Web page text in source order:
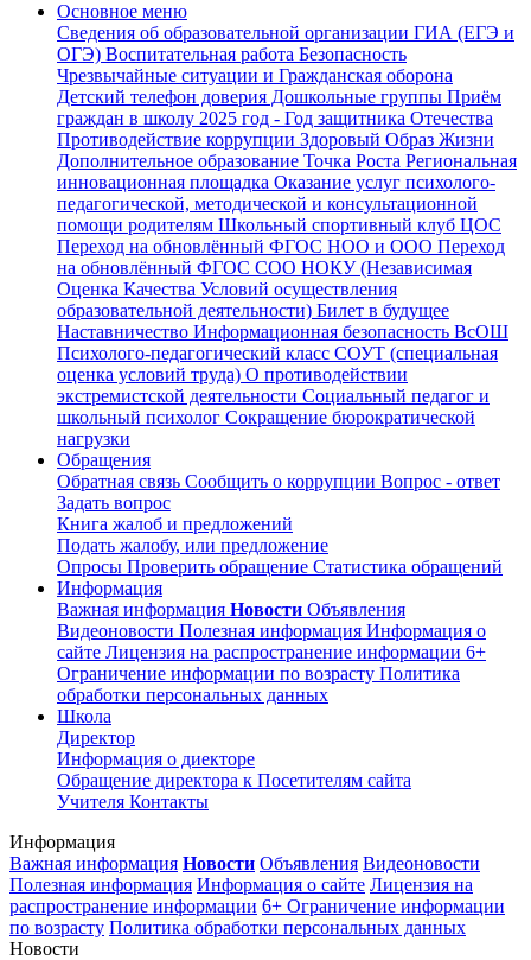
Основное меню
Сведения об образовательной организации ГИА (ЕГЭ и
ОГЭ) Воспитательная работа Безопасность
Чрезвычайные ситуации и Гражданская оборона
Детский телефон доверия Дошкольные группы Приём
граждан в школу 2025 год - Год защитника Отечества
Противодействие коррупции Здоровый Образ Жизни
Дополнительное образование Точка Роста Региональная
инновационная площадка Оказание услуг психолого-
педагогической, методической и консультационной
помощи родителям Школьный спортивный клуб ЦОС
Переход на обновлённый ФГОС НОО и ООО Переход
на обновлённый ФГОС СОО НОКУ (Независимая
Оценка Качества Условий осуществления
образовательной деятельности) Билет в будущее
Наставничество Информационная безопасность ВсОШ
Психолого-педагогический класс СОУТ (специальная
оценка условий труда) О противодействии
экстремистской деятельности Социальный педагог и
школьный психолог Сокращение бюрократической
нагрузки
Обращения
Обратная связь Сообщить о коррупции Вопрос - ответ
Задать вопрос
Книга жалоб и предложений
Подать жалобу, или предложение
Опросы Проверить обращение Статистика обращений
Информация
Важная информация Новости Объявления
Видеоновости Полезная информация Информация о
сайте Лицензия на распространение информации 6+
Ограничение информации по возрасту Политика
обработки персональных данных
Школа
Директор
Информация о диекторе
Обращение директора к Посетителям сайта
Учителя Контакты
Информация
Важная информация Новости Объявления Видеоновости
Полезная информация Информация о сайте Лицензия на
распространение информации 6+ Ограничение информации
по возрасту Политика обработки персональных данных
Новости